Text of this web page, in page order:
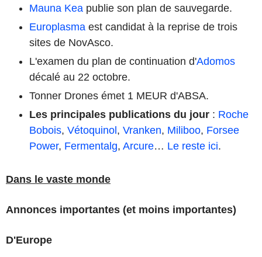
Mauna Kea publie son plan de sauvegarde.
Europlasma est candidat à la reprise de trois
sites de NovAsco.
L'examen du plan de continuation d'Adomos
décalé au 22 octobre.
Tonner Drones émet 1 MEUR d'ABSA.
Les principales publications du jour : Roche
Bobois, Vétoquinol, Vranken, Miliboo, Forsee
Power, Fermentalg, Arcure… Le reste ici.
Dans le vaste monde
Annonces importantes (et moins importantes)
D'Europe